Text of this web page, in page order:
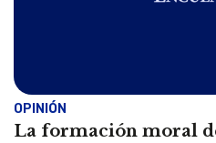
OPINIÓN
La formación moral